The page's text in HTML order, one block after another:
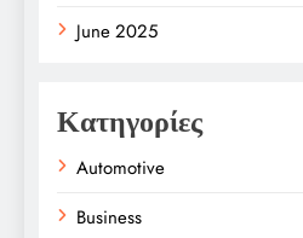
June 2025
Κατηγορίες
Automotive
Business